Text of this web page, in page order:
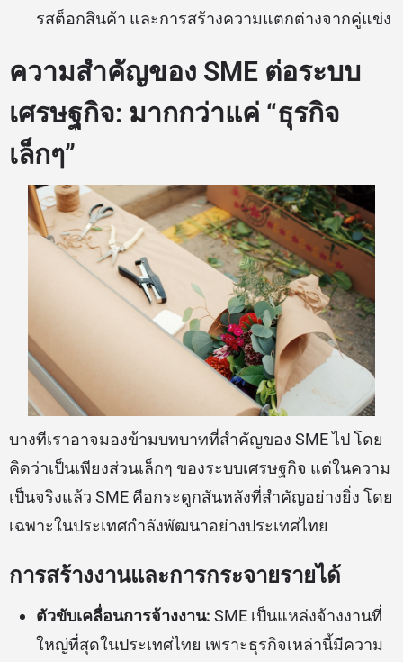
รสต็อกสินค้า และการสร้างความแตกต่างจากคู่แข่ง
ความสำคัญของ SME ต่อระบบ
เศรษฐกิจ: มากกว่าแค่ “ธุรกิจ
เล็กๆ”
บางทีเราอาจมองข้ามบทบาทที่สำคัญของ SME ไป โดย
คิดว่าเป็นเพียงส่วนเล็กๆ ของระบบเศรษฐกิจ แต่ในความ
เป็นจริงแล้ว SME คือกระดูกสันหลังที่สำคัญอย่างยิ่ง โดย
เฉพาะในประเทศกำลังพัฒนาอย่างประเทศไทย
การสร้างงานและการกระจายรายได้
ตัวขับเคลื่อนการจ้างงาน: SME เป็นแหล่งจ้างงานที่
ใหญ่ที่สุดในประเทศไทย เพราะธุรกิจเหล่านี้มีความ